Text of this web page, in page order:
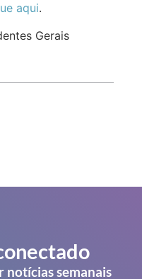
aqui.
Gerais
notícias semanais